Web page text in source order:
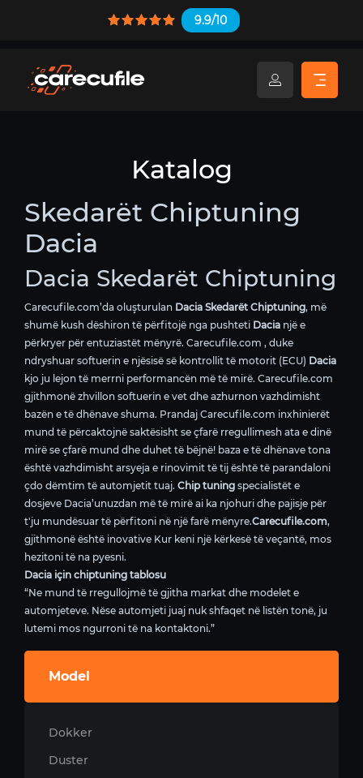
9.9/10
Katalog
Skedarët Chiptuning
Dacia
Dacia Skedarët Chiptuning
Carecufile.com’da oluşturulan Dacia Skedarët Chiptuning, më
shumë kush dëshiron të përfitojë nga pushteti Dacia një e
përkryer për entuziastët mënyrë. Carecufile.com , duke
ndryshuar softuerin e njësisë së kontrollit të motorit (ECU) Dacia
kjo ju lejon të merrni performancën më të mirë. Carecufile.com
gjithmonë zhvillon softuerin e vet dhe azhurnon vazhdimisht
bazën e të dhënave shuma. Prandaj Carecufile.com inxhinierët
mund të përcaktojnë saktësisht se çfarë rregullimesh ata e dinë
mirë se çfarë mund dhe duhet të bëjnë! baza e të dhënave tona
është vazhdimisht arsyeja e rinovimit të tij është të parandaloni
çdo dëmtim të automjetit tuaj. Chip tuning specialistët e
dosjeve Dacia’unuzdan më të mirë ai ka njohuri dhe pajisje për
t'ju mundësuar të përfitoni në një farë mënyre.Carecufile.com,
gjithmonë është inovative Kur keni një kërkesë të veçantë, mos
hezitoni të na pyesni.
Dacia için chiptuning tablosu
“Ne mund të rregullojmë të gjitha markat dhe modelet e
automjeteve. Nëse automjeti juaj nuk shfaqet në listën tonë, ju
lutemi mos ngurroni të na kontaktoni.”
Model
Dokker
Duster